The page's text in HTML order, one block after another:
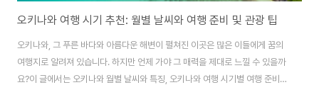
오키나와 여행 시기 추천: 월별 날씨와 여행 준비 및 관광 팁
오키나와, 그 푸른 바다와 아름다운 해변이 펼쳐진 이곳은 많은 이들에게 꿈의
여행지로 알려져 있습니다. 하지만 언제 가야 그 매력을 제대로 느낄 수 있을까
요?이 글에서는 오키나와 월별 날씨와 특징, 오키나와 여행 시기별 여행 준비